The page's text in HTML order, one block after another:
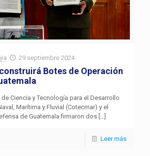
29 septiembre 2024
Botes de Operación
Ciencia y Tecnología para el Desarrollo
Marítima y Fluvial (Cotecmar) y el
de Guatemala firmaron dos
Leer más